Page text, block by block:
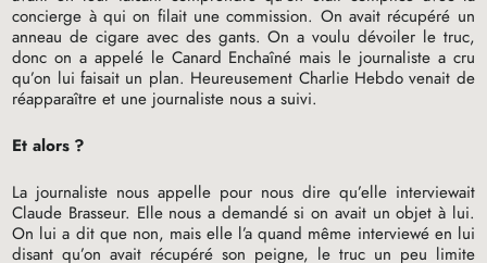
concierge à qui on filait une commission. On avait récupéré un
anneau de cigare avec des gants. On a voulu dévoiler le truc,
donc on a appelé le Canard Enchaîné mais le journaliste a cru
qu’on lui faisait un plan. Heureusement Charlie Hebdo venait de
réapparaître et une journaliste nous a suivi.
Et alors ?
La journaliste nous appelle pour nous dire qu’elle interviewait
Claude Brasseur. Elle nous a demandé si on avait un objet à lui.
On lui a dit que non, mais elle l’a quand même interviewé en lui
disant qu’on avait récupéré son peigne, le truc un peu limite